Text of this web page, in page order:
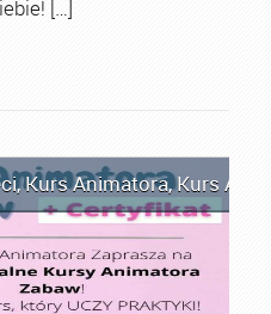
[…]
,Kurs Animatora,Kurs